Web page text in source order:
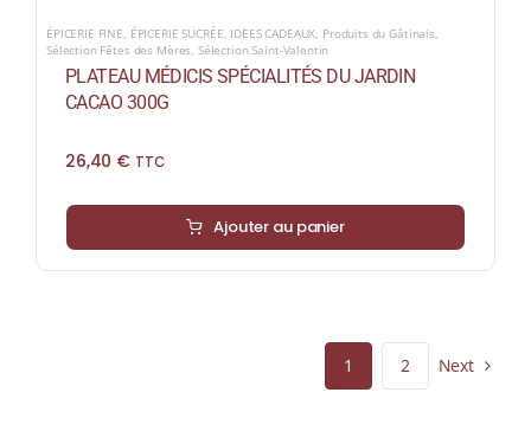
ÉPICERIE FINE ÉPICERIE SUCRÉE IDEES CADEAUX Produits du Gâtinais
Sélection Fêtes des Mères Sélection Saint-Valentin
PLATEAU MÉDICIS SPÉCIALITÉS DU JARDIN
CACAO 300G
26,40 € TTC
Ajouter au panier
1 2 Next